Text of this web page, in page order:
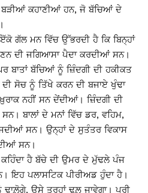
ਬੜੀਆਂ ਕਹਾਣੀਆਂ ਹਨ, ਜੋ ਬੱਚਿਆਂ ਦੇ
ਗੱਲ ਮਨ ਵਿੱਚ ਉੱਭਰਦੀ ਹੈ ਕਿ ਬਿਨ੍ਹਾਂ
ਦੀ ਜਗਿਆਸਾ ਪੈਦਾ ਕਰਦੀਆਂ ਸਨ।
ਬਾਤਾਂ ਬੱਚਿਆਂ ਨੂੰ ਜ਼ਿੰਦਗੀ ਦੀ ਹਕੀਕਤ
ਸੋਚ ਨੂੰ ਤਿੱਖੇ ਕਰਨ ਦੀ ਬਜਾਏ ਖੁੰਢਾ
ਨਹੀਂ ਸਨ ਦੇਂਦੀਆਂ। ਜ਼ਿੰਦਗੀ ਦੀ
ਬਾਲਾਂ ਦੇ ਮਨਾਂ ਵਿੱਚ ਡਰ, ਵਹਿਮ,
ਸਨ। ਉਨ੍ਹਾਂ ਦੇ ਸੁਤੰਤਰ ਵਿਕਾਸ
ਸਨ।
ਹੈ ਬੱਚੇ ਦੀ ਉਮਰ ਦੇ ਮੁੱਢਲੇ ਪੰਜ
ਇਹ ਪਲਾਸਟਿਕ ਪੀਰੀਅਡ ਹੁੰਦਾ ਹੈ।
ਉਸੇ ਤਰ੍ਹਾਂ ਢਲ਼ ਜਾਵੇਗਾ। ਪੂਰੀ